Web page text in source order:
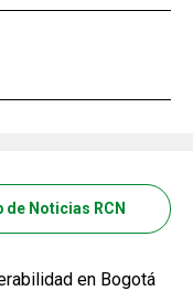
de Noticias RCN
en Bogotá